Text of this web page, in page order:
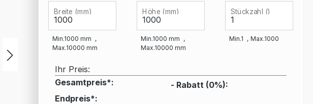
Breite (mm)
Min.1000 mm
Max.10000 mm
Höhe (mm)
Min.1000 mm
Max.10000 mm
Stückzahl ()
Min.1 Max.1000
Ihr Preis:
Gesamtpreis*:
- Rabatt (0%):
Endpreis*: